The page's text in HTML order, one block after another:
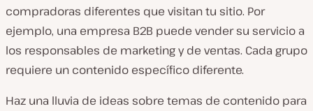
compradoras diferentes que visitan tu sitio. Por
ejemplo, una empresa B2B puede vender su servicio a
los responsables de marketing y de ventas. Cada grupo
requiere un contenido específico diferente.
Haz una lluvia de ideas sobre temas de contenido para